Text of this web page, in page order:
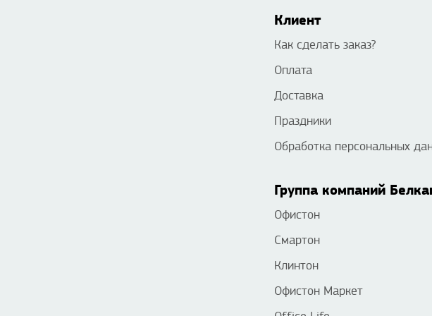
Клиент
Как сделать заказ?
Оплата
Доставка
Праздники
Обработка персональных
Группа компаний
Офистон
Смартон
Клинтон
Офистон Маркет